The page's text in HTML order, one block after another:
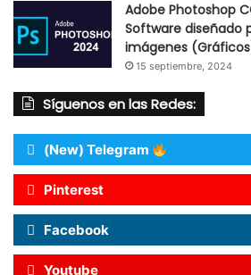
Adobe Photoshop
Software diseñado
imágenes
15 septiembre, 2024
Síguenos en las Redes:
(New) Telegram
Pinterest
Facebook
Youtube